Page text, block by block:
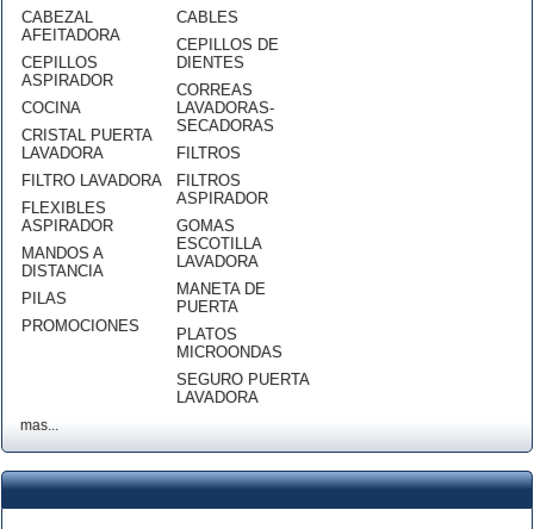
CABEZAL
AFEITADORA
CEPILLOS
ASPIRADOR
COCINA
CRISTAL PUERTA
LAVADORA
FILTRO LAVADORA
FLEXIBLES
ASPIRADOR
MANDOS A
DISTANCIA
PILAS
PROMOCIONES
CABLES
CEPILLOS DE
DIENTES
CORREAS
LAVADORAS-
SECADORAS
FILTROS
FILTROS
ASPIRADOR
GOMAS
ESCOTILLA
LAVADORA
MANETA DE
PUERTA
PLATOS
MICROONDAS
SEGURO PUERTA
LAVADORA
mas...